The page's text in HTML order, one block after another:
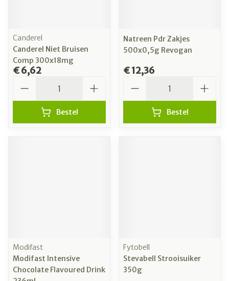
Canderel
Canderel Niet Bruisen
Comp 300x18mg
€ 6,62
Bestel
Natreen Pdr Zakjes
500x0,5g Revogan
€ 12,36
Bestel
Modifast
Modifast Intensive
Chocolate Flavoured Drink
Fytobell
Stevabell Strooisuiker
350g